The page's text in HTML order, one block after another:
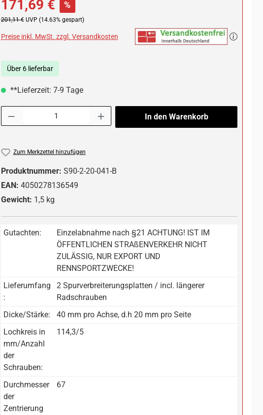
171,69 € %
Regulärer Preis:
201,11 € UVP (14.63% gespart)
Preise inkl. MwSt. zzgl. Versandkosten
Über 6 lieferbar
**Lieferzeit: 7-9 Tage
In den Warenkorb
Zum Merkzettel hinzufügen
Produktnummer: S90-2-20-041-B
EAN: 4050278136549
Gewicht: 1,5 kg
Gutachten:
Einzelabnahme nach §21 ACHTUNG! IST IM
ÖFFENTLICHEN STRAßENVERKEHR NICHT
ZULÄSSIG, NUR EXPORT UND
RENNSPORTZWECKE!
Lieferumfang
:
2 Spurverbreiterungsplatten / incl. längerer
Radschrauben
Dicke/Stärke:
40 mm pro Achse, d.h 20 mm pro Seite
Lochkreis in
mm/Anzahl
der
Schrauben:
114,3/5
Durchmesser
der
Zentrierung
67